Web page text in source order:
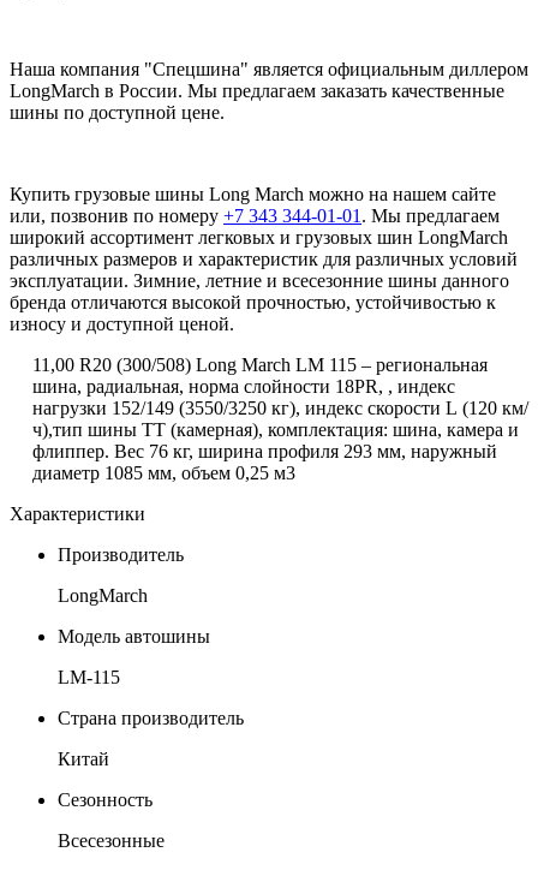
Наша компания "Спецшина" является официальным диллером
LongMarch в России. Мы предлагаем заказать качественные
шины по доступной цене.
Купить грузовые шины Long March можно на нашем сайте
или, позвонив по номеру +7 343 344-01-01 . Мы предлагаем
широкий ассортимент легковых и грузовых шин LongMarch
различных размеров и характеристик для различных условий
эксплуатации. Зимние, летние и всесезонние шины данного
бренда отличаются высокой прочностью, устойчивостью к
износу и доступной ценой.
11,00 R20 (300/508) Long March LM 115 – региональная
шина, радиальная, норма слойности 18PR, , индекс
нагрузки 152/149 (3550/3250 кг), индекс скорости L (120 км/
ч),тип шины ТТ (камерная), комплектация: шина, камера и
флиппер. Вес 76 кг, ширина профиля 293 мм, наружный
диаметр 1085 мм, объем 0,25 м3
Характеристики
Производитель
LongMarch
Модель автошины
LM-115
Страна производитель
Китай
Сезонность
Всесезонные